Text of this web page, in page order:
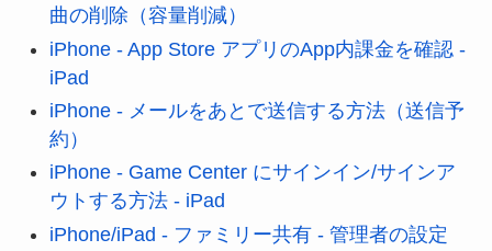
曲の削除（容量削減）
iPhone - App Store アプリのApp内課金を確認 -
iPad
iPhone - メールをあとで送信する方法（送信予
約）
iPhone - Game Center にサインイン/サインア
ウトする方法 - iPad
iPhone/iPad - ファミリー共有 - 管理者の設定